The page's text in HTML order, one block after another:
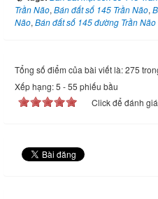
Trần Não, Bán đất số 145 Trần Não,
Não, Bán đất số 145 đường Trần Não
Tổng số điểm của bài viết là: 275
Xếp hạng:5 -55 phiếu bầu
Click để đánh